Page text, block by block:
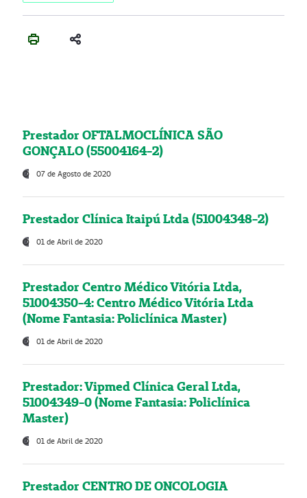
Prestador OFTALMOCLÍNICA SÃO
GONÇALO (55004164-2)
07 de Agosto de 2020
Prestador Clínica Itaipú Ltda (51004348-2)
01 de Abril de 2020
Prestador Centro Médico Vitória Ltda,
51004350-4: Centro Médico Vitória Ltda
(Nome Fantasia: Policlínica Master)
01 de Abril de 2020
Prestador: Vipmed Clínica Geral Ltda,
51004349-0 (Nome Fantasia: Policlínica
Master)
01 de Abril de 2020
Prestador CENTRO DE ONCOLOGIA